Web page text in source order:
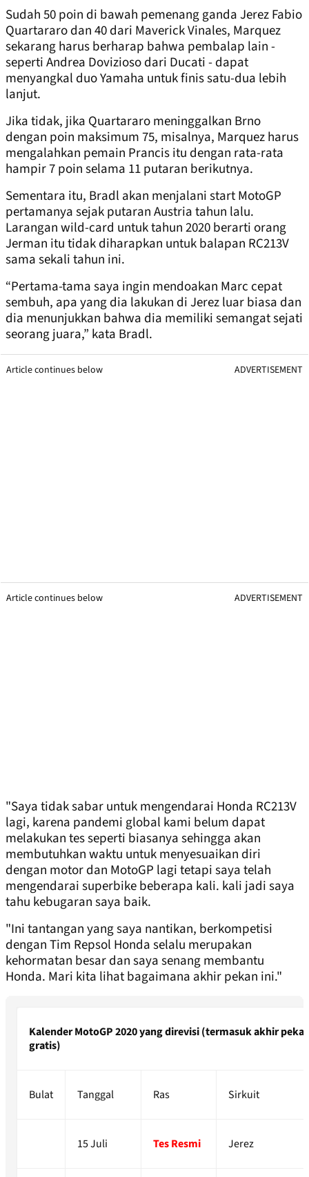
Sudah 50 poin di bawah pemenang ganda Jerez Fabio
Quartararo dan 40 dari Maverick Vinales, Marquez
sekarang harus berharap bahwa pembalap lain -
seperti Andrea Dovizioso dari Ducati - dapat
menyangkal duo Yamaha untuk finis satu-dua lebih
lanjut.
Jika tidak, jika Quartararo meninggalkan Brno
dengan poin maksimum 75, misalnya, Marquez harus
mengalahkan pemain Prancis itu dengan rata-rata
hampir 7 poin selama 11 putaran berikutnya.
Sementara itu, Bradl akan menjalani start MotoGP
pertamanya sejak putaran Austria tahun lalu.
Larangan wild-card untuk tahun 2020 berarti orang
Jerman itu tidak diharapkan untuk balapan RC213V
sama sekali tahun ini.
“Pertama-tama saya ingin mendoakan Marc cepat
sembuh, apa yang dia lakukan di Jerez luar biasa dan
dia menunjukkan bahwa dia memiliki semangat sejati
seorang juara,” kata Bradl.
Article continues below ADVERTISEMENT
Article continues below ADVERTISEMENT
"Saya tidak sabar untuk mengendarai Honda RC213V
lagi, karena pandemi global kami belum dapat
melakukan tes seperti biasanya sehingga akan
membutuhkan waktu untuk menyesuaikan diri
dengan motor dan MotoGP lagi tetapi saya telah
mengendarai superbike beberapa kali. kali jadi saya
tahu kebugaran saya baik.
"Ini tantangan yang saya nantikan, berkompetisi
dengan Tim Repsol Honda selalu merupakan
kehormatan besar dan saya senang membantu
Honda. Mari kita lihat bagaimana akhir pekan ini."
Kalender MotoGP 2020 yang direvisi (termasuk akhir
gratis)
Bulat Tanggal Ras Sirkuit
15 Juli Tes Resmi Jerez